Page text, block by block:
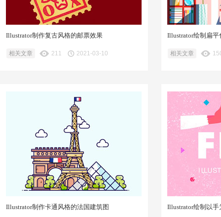
Illustrator制作复古风格的邮票效果
相关文章 211 2021-03-10
Illustrator绘制扁
相关文章
Illustrator制作卡通风格的法国建筑图 Illustrator绘制以